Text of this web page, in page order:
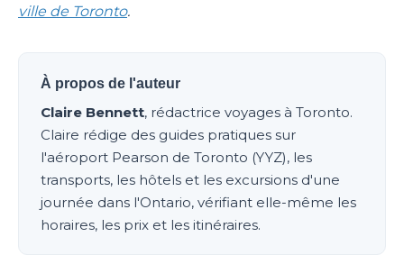
ville de Toronto.
À propos de l'auteur
Claire Bennett, rédactrice voyages à Toronto.
Claire rédige des guides pratiques sur
l'aéroport Pearson de Toronto (YYZ), les
transports, les hôtels et les excursions d'une
journée dans l'Ontario, vérifiant elle-même les
horaires, les prix et les itinéraires.